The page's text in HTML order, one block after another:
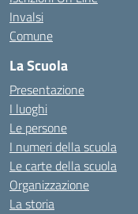
Invalsi
Comune
La Scuola
Presentazione
I luoghi
Le persone
I numeri della scuola
Le carte della scuola
Organizzazione
La storia